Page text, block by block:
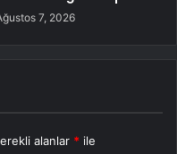
7, 2026
alanlar * ile